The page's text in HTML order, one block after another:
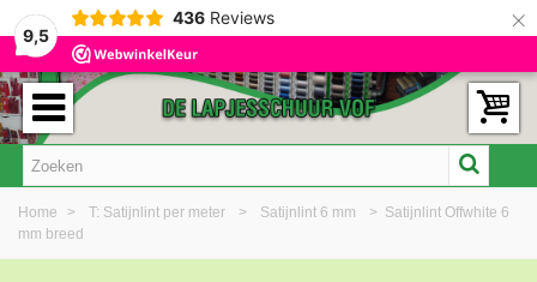
9,5
436 Reviews ×
Home > T: Satijnlint per meter > Satijnlint 6 mm > Satijnlint Offwhite 6
mm breed